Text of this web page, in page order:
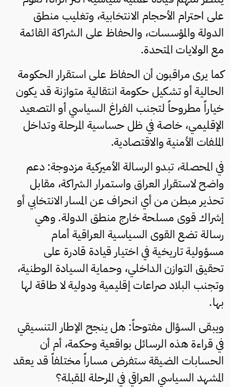
على احترام الأحجام الانتخابية، وتغليب منطق
الدولة والمؤسسات، والحفاظ على الشراكة القائمة
مع الولايات المتحدة.
كما يرى مراقبون أن الحفاظ على استقرار الحكومة
الحالية أو تشكيل حكومة انتقالية متوازنة قد يكون
خياراً مطروحاً لتجنب الفراغ السياسي أو التصعيد
الإقليمي، خاصة في ظل حساسية المرحلة وتداخل
الملفات الأمنية والاقتصادية.
في المحصلة، تبدو الرسالة الأميركية مزدوجة: دعم
واضح لاستقرار العراق واستمرار الشراكة، مقابل
تحذير مبطن من أي انحراف عن المسار الانتخابي أو
إشراك قوى مسلحة خارج منطق الدولة. وهي
رسالة تضع القوى السياسية العراقية أمام
مسؤولية تاريخية في اختيار قيادة قادرة على
تحقيق التوازن الداخلي، وحماية السيادة الوطنية،
وتجنب البلاد صراعات إقليمية ودولية لا طاقة لها
بها.
ويبقى السؤال مفتوحاً: هل ينجح الإطار التنسيقي
في قراءة هذه الرسائل بواقعية وحكمة، أم أن
الحسابات الضيقة ستفرض مساراً مختلفاً قد يعقد
المشهد السياسي العراقي في المرحلة المقبلة؟